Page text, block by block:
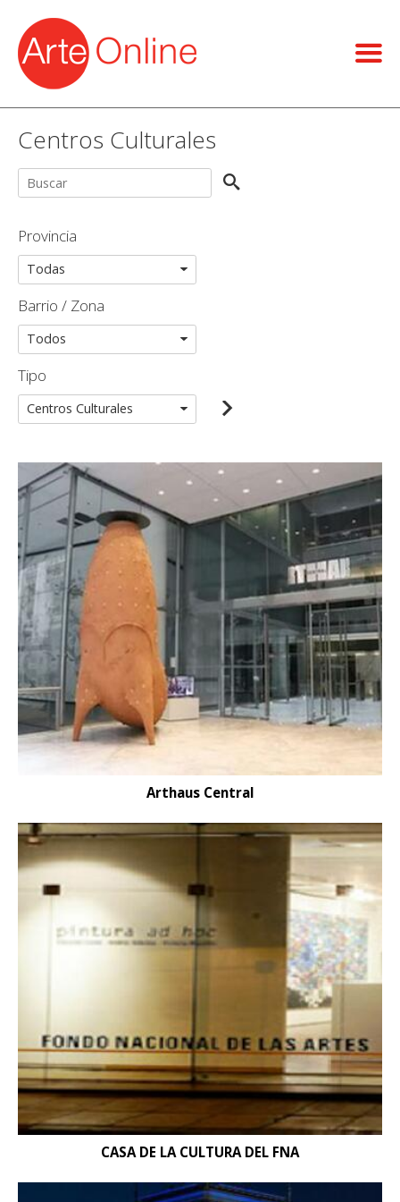
Centros Culturales
Provincia
Barrio / Zona
Tipo
Arthaus Central
CASA DE LA CULTURA DEL FNA